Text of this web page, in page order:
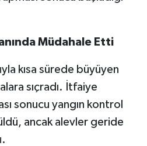
Müdahale Etti
kısa sürede büyüyen
sıçradı. İtfaiye
sonucu yangın kontrol
ancak alevler geride